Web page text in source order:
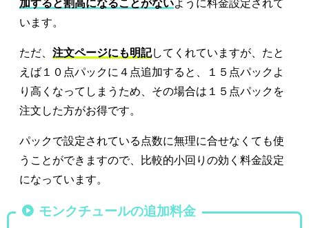
加すると割高になることがないように料金設定されて
います。
ただ、 注文ページにも明記してくれていますが、たと
えば１０点パックに４点追加すると、１５点パックよ
り高くなってしまうため、その場合は１５点パックを
注文した方がお得です。
パックで設定されている点数に無理に合せなくても使
うことができますので、比較的小回りの効く料金設定
になっています。
モンクチュールの追加料金